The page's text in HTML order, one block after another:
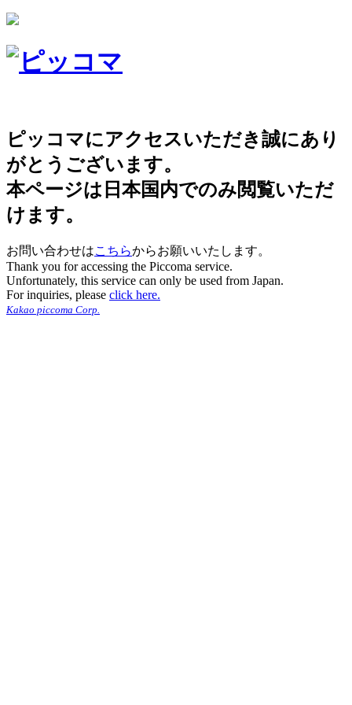
ピッコマにアクセスいただき誠にあり
がとうございます。
本ページは日本国内でのみ閲覧いただ
けます。
お問い合わせはこちらからお願いいたします。
Thank you for accessing the Piccoma service.
Unfortunately, this service can only be used from Japan.
For inquiries, please click here.
Kakao piccoma Corp.